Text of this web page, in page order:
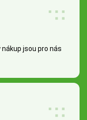
jsou pro nás